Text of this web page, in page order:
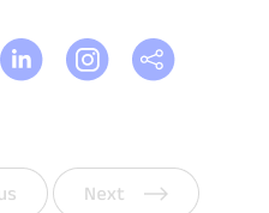
Anterior